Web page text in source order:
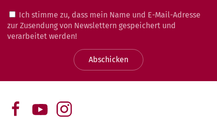
Ich stimme zu, dass mein Name und E-Mail-Adresse
zur Zusendung von Newslettern gespeichert und
verarbeitet werden!
Abschicken